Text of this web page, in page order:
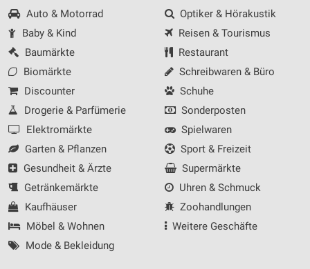
Auto & Motorrad
Baby & Kind
Baumärkte
Biomärkte
Discounter
Drogerie & Parfümerie
Elektromärkte
Garten & Pflanzen
Gesundheit & Ärzte
Getränkemärkte
Kaufhäuser
Möbel & Wohnen
Mode & Bekleidung
Optiker & Hörakustik
Reisen & Tourismus
Restaurant
Schreibwaren & Büro
Schuhe
Sonderposten
Spielwaren
Sport & Freizeit
Supermärkte
Uhren & Schmuck
Zoohandlungen
Weitere Geschäfte